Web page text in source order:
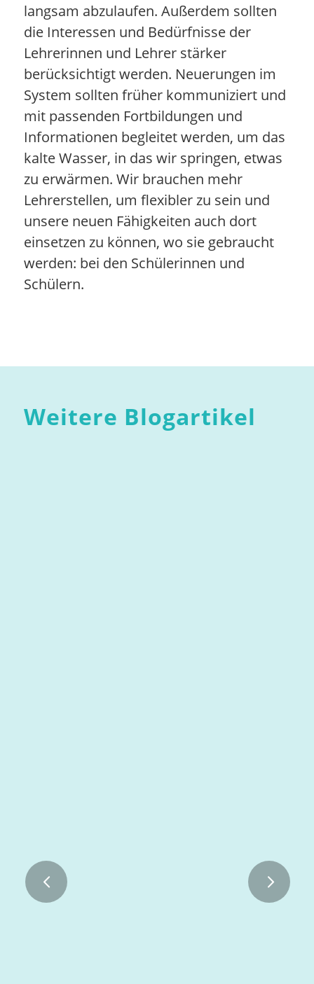
langsam abzulaufen. Außerdem sollten
die Interessen und Bedürfnisse der
Lehrerinnen und Lehrer stärker
berücksichtigt werden. Neuerungen im
System sollten früher kommuniziert und
mit passenden Fortbildungen und
Informationen begleitet werden, um das
kalte Wasser, in das wir springen, etwas
zu erwärmen. Wir brauchen mehr
Lehrerstellen, um flexibler zu sein und
unsere neuen Fähigkeiten auch dort
einsetzen zu können, wo sie gebraucht
werden: bei den Schülerinnen und
Schülern.
Weitere Blogartikel